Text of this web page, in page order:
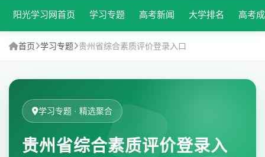
阳光学习网首页 学习专题 高考新闻 大学排名 高考
首页 学习专题 贵州省综合素质评价登录入口
学习专题 · 精选聚合
贵州省综合素质评价登录入